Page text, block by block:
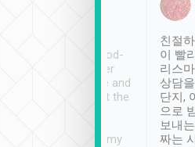
service, vehicles in good-
condition and the driver
service was awesome and
thoughtful. Driver went the
have safely arrived at my
친절
이 빨
리스
상담
단지,
으로
보내
짜는